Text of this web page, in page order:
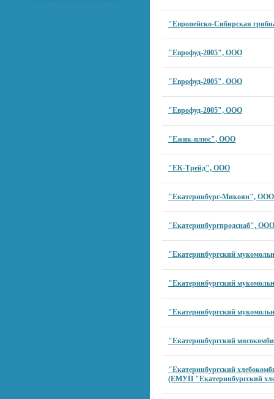
"Европейско-Сибирская
"Еврофуд-2005", ООО
"Еврофуд-2005", ООО
"Еврофуд-2005", ООО
"Ежик-плюс", ООО
"ЕК-Трейд", ООО
"Екатеринбург-Микоян", ООО
"Екатеринбургпродснаб", ООО
"Екатеринбургский
"Екатеринбургский
"Екатеринбургский
"Екатеринбургский
"Екатеринбургский
(ЕМУП "Екатеринбургский